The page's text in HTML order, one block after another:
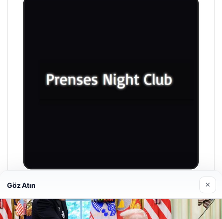
Prenses Night Club
29/04/2026
Göz Atın ×